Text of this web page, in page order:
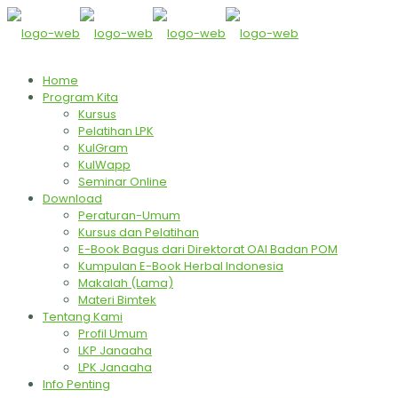
Home
Program Kita
Kursus
Pelatihan LPK
KulGram
KulWapp
Seminar Online
Download
Peraturan-Umum
Kursus dan Pelatihan
E-Book Bagus dari Direktorat OAI Badan POM
Kumpulan E-Book Herbal Indonesia
Makalah (Lama)
Materi Bimtek
Tentang Kami
Profil Umum
LKP Janaaha
LPK Janaaha
Info Penting